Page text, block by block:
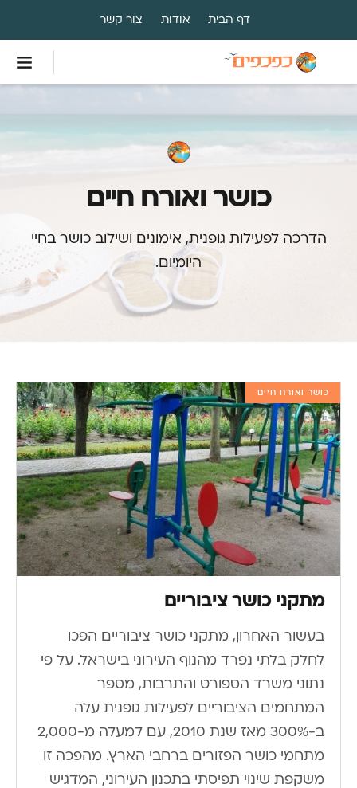
דף הבית אודות צור קשר
כושר ואורח חיים
הדרכה לפעילות גופנית, אימונים ושילוב כושר בחיי
היומיום.
כושר ואורח חיים
מתקני כושר ציבוריים
בעשור האחרון, מתקני כושר ציבוריים הפכו
לחלק בלתי נפרד מהנוף העירוני בישראל. על פי
נתוני משרד הספורט והתרבות, מספר
המתחמים הציבוריים לפעילות גופנית עלה
ב-300% מאז שנת 2010, עם למעלה מ-2,000
מתחמי כושר הפזורים ברחבי הארץ. מהפכה זו
משקפת שינוי תפיסתי בתכנון העירוני, המדגיש